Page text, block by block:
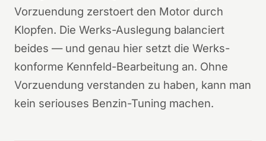
Vorzuendung zerstoert den Motor durch
Klopfen. Die Werks-Auslegung balanciert
beides — und genau hier setzt die Werks-
konforme Kennfeld-Bearbeitung an. Ohne
Vorzuendung verstanden zu haben, kann man
kein seriouses Benzin-Tuning machen.